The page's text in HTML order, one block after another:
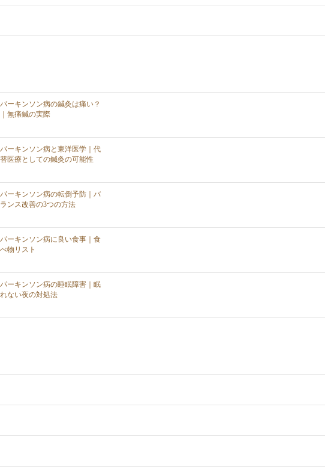
パーキンソン病の鍼灸は痛い？
｜無痛鍼の実際
パーキンソン病と東洋医学｜代
替医療としての鍼灸の可能性
パーキンソン病の転倒予防｜バ
ランス改善の3つの方法
パーキンソン病に良い食事｜食
べ物リスト
パーキンソン病の睡眠障害｜眠
れない夜の対処法